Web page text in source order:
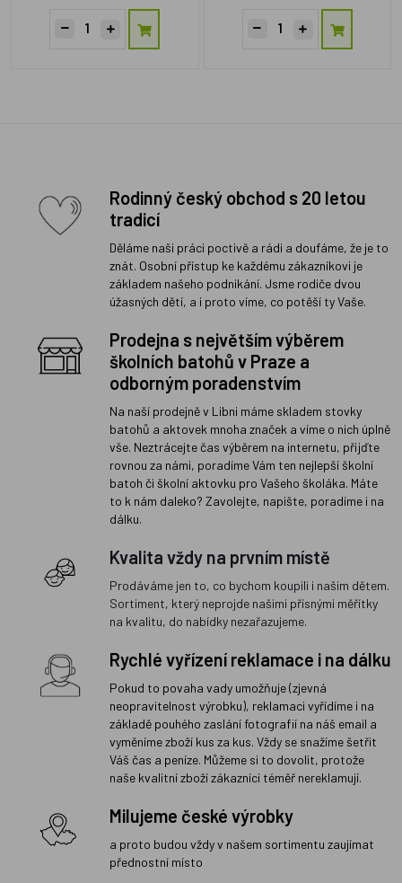
Rodinný český obchod s 20 letou
tradicí
Děláme naši práci poctivě a rádi a doufáme, že je to
znát. Osobní přístup ke každému zákazníkovi je
základem našeho podnikání. Jsme rodiče dvou
úžasných dětí, a i proto víme, co potěší ty Vaše.
Prodejna s největším výběrem
školních batohů v Praze a
odborným poradenstvím
Na naší prodejně v Libni máme skladem stovky
batohů a aktovek mnoha značek a víme o nich úplně
vše. Neztrácejte čas výběrem na internetu, přijďte
rovnou za námi, poradíme Vám ten nejlepší školní
batoh či školní aktovku pro Vašeho školáka. Máte
to k nám daleko? Zavolejte, napište, poradíme i na
dálku.
Kvalita vždy na prvním místě
Prodáváme jen to, co bychom koupili i našim dětem.
Sortiment, který neprojde našimi přísnými měřítky
na kvalitu, do nabídky nezařazujeme.
Rychlé vyřízení reklamace i na dálku
Pokud to povaha vady umožňuje (zjevná
neopravitelnost výrobku), reklamaci vyřídíme i na
základě pouhého zaslání fotografií na náš email a
vyměníme zboží kus za kus. Vždy se snažíme šetřit
Váš čas a peníze. Můžeme si to dovolit, protože
naše kvalitní zboží zákazníci téměř nereklamují.
Milujeme české výrobky
a proto budou vždy v našem sortimentu zaujímat
přednostní místo